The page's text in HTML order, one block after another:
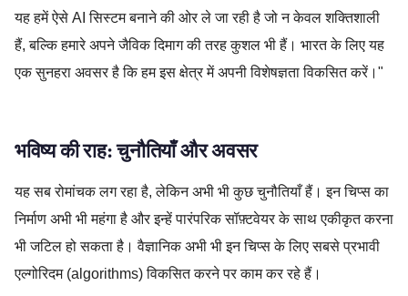
यह हमें ऐसे AI सिस्टम बनाने की ओर ले जा रही है जो न केवल शक्तिशाली
हैं, बल्कि हमारे अपने जैविक दिमाग की तरह कुशल भी हैं। भारत के लिए यह
एक सुनहरा अवसर है कि हम इस क्षेत्र में अपनी विशेषज्ञता विकसित करें।"
भविष्य की राह: चुनौतियाँ और अवसर
यह सब रोमांचक लग रहा है, लेकिन अभी भी कुछ चुनौतियाँ हैं। इन चिप्स का
निर्माण अभी भी महंगा है और इन्हें पारंपरिक सॉफ़्टवेयर के साथ एकीकृत करना
भी जटिल हो सकता है। वैज्ञानिक अभी भी इन चिप्स के लिए सबसे प्रभावी
एल्गोरिदम (algorithms) विकसित करने पर काम कर रहे हैं।